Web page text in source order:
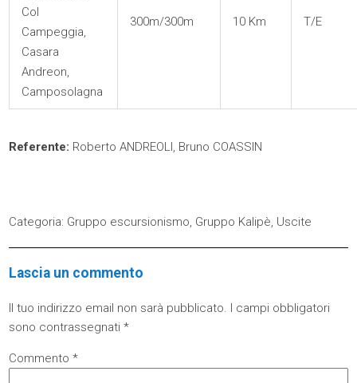
Col
Campeggia,
Casara
Andreon,
Camposolagna
300m/300m 10 Km T/E
Referente: Roberto ANDREOLI, Bruno COASSIN
Categoria: Gruppo escursionismo Gruppo Kalipè Uscite
Lascia un commento
Il tuo indirizzo email non sarà pubblicato. I campi obbligatori
sono contrassegnati*
Commento*